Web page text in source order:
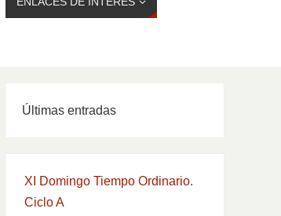
Últimas entradas
XI Domingo Tiempo Ordinario.
Ciclo A